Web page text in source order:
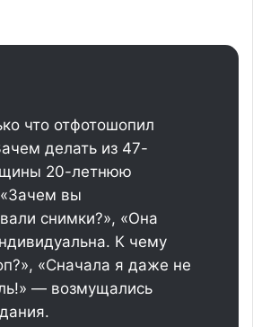
что отфотошопил
делать из 47-
20-летнюю
вы
снимки?», «Она
К чему
«Сначала я даже не
— возмущались